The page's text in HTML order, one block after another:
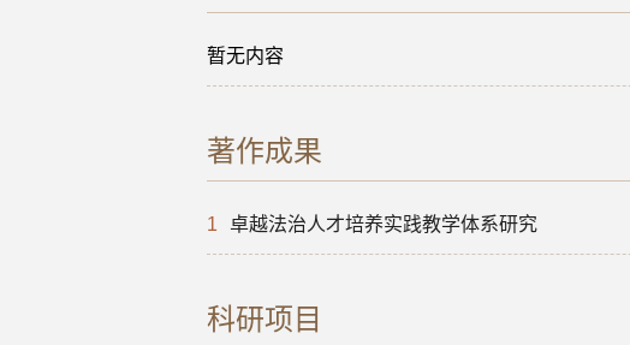
暂无内容
著作成果
1 卓越法治人才培养实践教学体系研究
科研项目